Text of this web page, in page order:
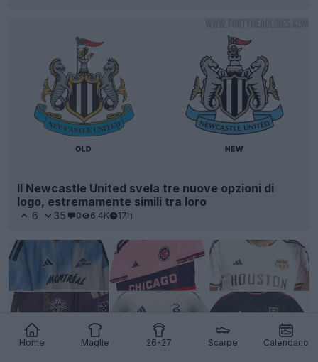
Home Maglie 26-27 Scarpe Calendario
Il Newcastle United svela tre nuove opzioni di
logo, estremamente simili tra loro
6 35 0 6.4K 17h